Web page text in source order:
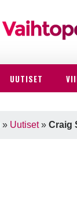
UUTISET
» Uutiset» Craig